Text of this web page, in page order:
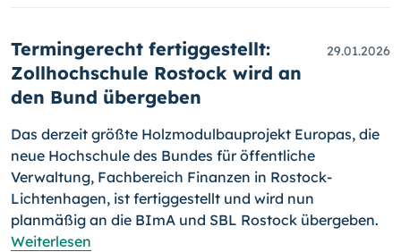
Termingerecht fertiggestellt:
Zollhochschule Rostock wird an
den Bund übergeben
29.01.2026
Das derzeit größte Holzmodulbauprojekt Europas, die
neue Hochschule des Bundes für öffentliche
Verwaltung, Fachbereich Finanzen in Rostock-
Lichtenhagen, ist fertiggestellt und wird nun
planmäßig an die BImA und SBL Rostock übergeben.
Weiterlesen